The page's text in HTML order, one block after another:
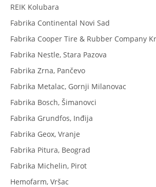
REIK Kolubara
Fabrika Continental Novi Sad
Fabrika Cooper Tire & Rubber Company
Fabrika Nestle, Stara Pazova
Fabrika Zrna, Pančevo
Fabrika Metalac, Gornji Milanovac
Fabrika Bosch, Šimanovci
Fabrika Grundfos, Inđija
Fabrika Geox, Vranje
Fabrika Pitura, Beograd
Fabrika Michelin, Pirot
Hemofarm, Vršac